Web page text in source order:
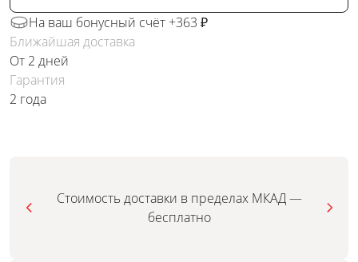
На ваш бонусный счёт +363 ₽
Ближайшая доставка
От 2 дней
Гарантия
2 года
Стоимость доставки в пределах МКАД —
бесплатно